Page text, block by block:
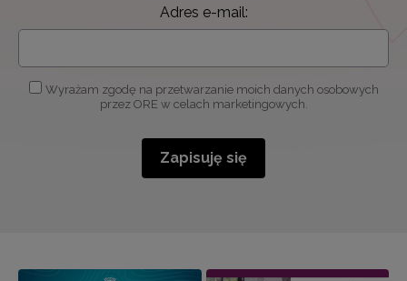
Adres e-mail:
Wyrażam zgodę na przetwarzanie moich danych osobowych
przez ORE w celach marketingowych.
Zapisuję się